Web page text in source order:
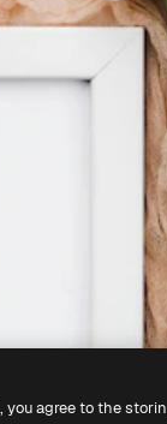
you agree to the